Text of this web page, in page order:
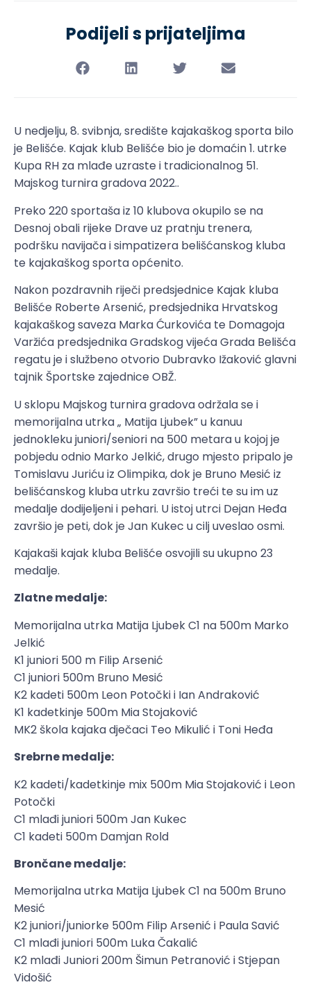
Podijeli s prijateljima
U nedjelju, 8. svibnja, središte kajakaškog sporta bilo
je Belišće. Kajak klub Belišće bio je domaćin 1. utrke
Kupa RH za mlađe uzraste i tradicionalnog 51.
Majskog turnira gradova 2022..
Preko 220 sportaša iz 10 klubova okupilo se na
Desnoj obali rijeke Drave uz pratnju trenera,
podršku navijača i simpatizera belišćanskog kluba
te kajakaškog sporta općenito.
Nakon pozdravnih riječi predsjednice Kajak kluba
Belišće Roberte Arsenić, predsjednika Hrvatskog
kajakaškog saveza Marka Ćurkovića te Domagoja
Varžića predsjednika Gradskog vijeća Grada Belišća
regatu je i službeno otvorio Dubravko Ižaković glavni
tajnik Športske zajednice OBŽ.
U sklopu Majskog turnira gradova održala se i
memorijalna utrka „ Matija Ljubek” u kanuu
jednokleku juniori/seniori na 500 metara u kojoj je
pobjedu odnio Marko Jelkić, drugo mjesto pripalo je
Tomislavu Juriću iz Olimpika, dok je Bruno Mesić iz
belišćanskog kluba utrku završio treći te su im uz
medalje dodijeljeni i pehari. U istoj utrci Dejan Heđa
završio je peti, dok je Jan Kukec u cilj uveslao osmi.
Kajakaši kajak kluba Belišće osvojili su ukupno 23
medalje.
Zlatne medalje:
Memorijalna utrka Matija Ljubek C1 na 500m Marko
Jelkić
K1 juniori 500 m Filip Arsenić
C1 juniori 500m Bruno Mesić
K2 kadeti 500m Leon Potočki i Ian Andraković
K1 kadetkinje 500m Mia Stojaković
MK2 škola kajaka dječaci Teo Mikulić i Toni Heđa
Srebrne medalje:
K2 kadeti/kadetkinje mix 500m Mia Stojaković i Leon
Potočki
C1 mlađi juniori 500m Jan Kukec
C1 kadeti 500m Damjan Rold
Brončane medalje:
Memorijalna utrka Matija Ljubek C1 na 500m Bruno
Mesić
K2 juniori/juniorke 500m Filip Arsenić i Paula Savić
C1 mlađi juniori 500m Luka Čakalić
K2 mlađi Juniori 200m Šimun Petranović i Stjepan
Vidošić